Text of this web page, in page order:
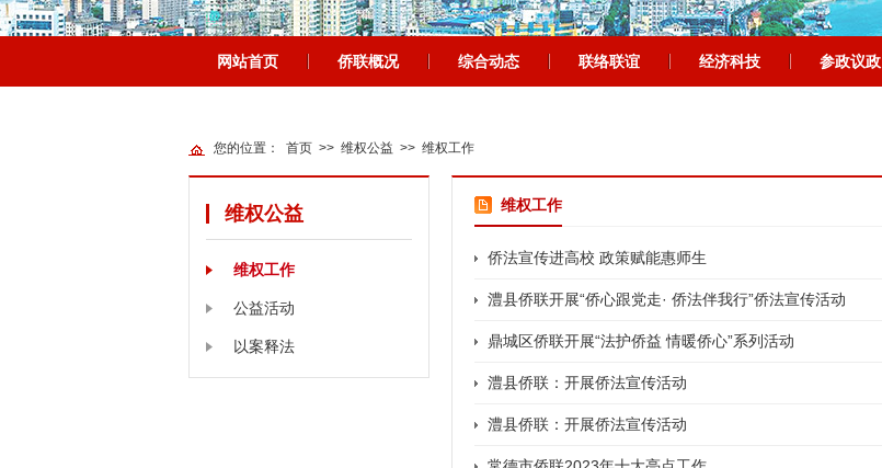
网站首页 | 侨联概况 | 综合动态 | 联络联谊 | 经济科技 | 参政议政
您的位置： 首页 >> 维权公益 >> 维权工作
维权公益
维权工作
公益活动
以案释法
维权工作
侨法宣传进高校 政策赋能惠师生
澧县侨联开展“侨心跟党走· 侨法伴我行”侨法宣传活动
鼎城区侨联开展“法护侨益 情暖侨心”系列活动
澧县侨联：开展侨法宣传活动
​澧县侨联：开展侨法宣传活动